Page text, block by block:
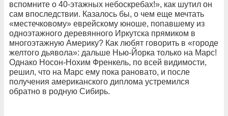
вспомните о 40-этажных небоскребах!», как шутил он
сам впоследствии. Казалось бы, о чем еще мечтать
«местечковому» еврейскому юноше, попавшему из
одноэтажного деревянного Иркутска прямиком в
многоэтажную Америку? Как любят говорить в «городе
желтого дьявола»: дальше Нью-Йорка только на Марс!
Однако Носон-Нохим Френкель, по всей видимости,
решил, что на Марс ему пока рановато, и после
получения американского диплома устремился
обратно в родную Сибирь.